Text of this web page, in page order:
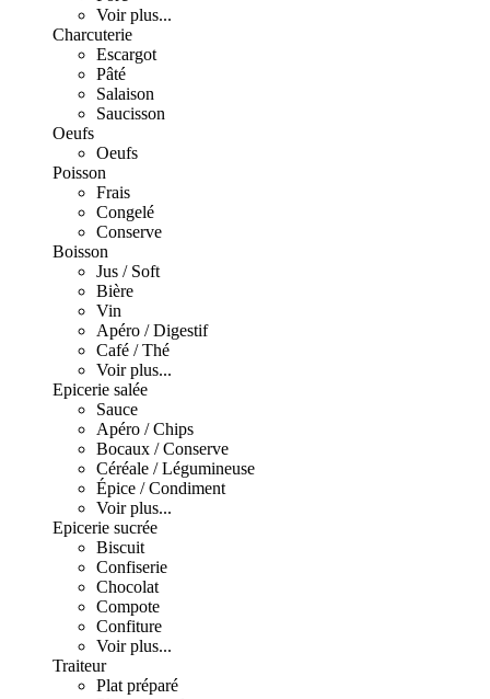
Voir plus...
Charcuterie
Escargot
Pâté
Salaison
Saucisson
Oeufs
Oeufs
Poisson
Frais
Congelé
Conserve
Boisson
Jus / Soft
Bière
Vin
Apéro / Digestif
Café / Thé
Voir plus...
Epicerie salée
Sauce
Apéro / Chips
Bocaux / Conserve
Céréale / Légumineuse
Épice / Condiment
Voir plus...
Epicerie sucrée
Biscuit
Confiserie
Chocolat
Compote
Confiture
Voir plus...
Traiteur
Plat préparé